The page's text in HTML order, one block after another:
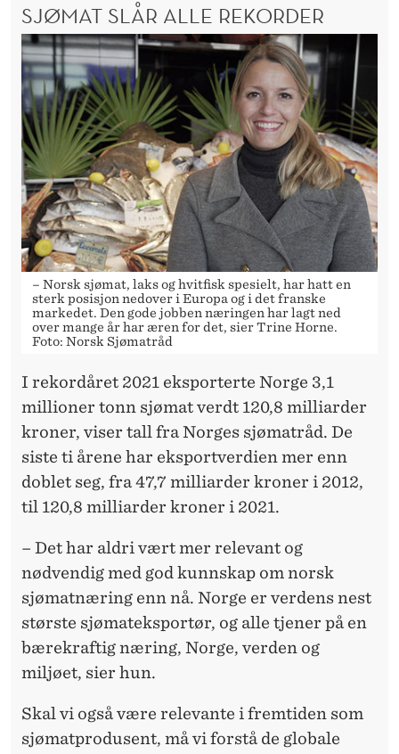
SJØMAT SLÅR ALLE REKORDER
– Norsk sjømat, laks og hvitfisk spesielt, har hatt en
sterk posisjon nedover i Europa og i det franske
markedet. Den gode jobben næringen har lagt ned
over mange år har æren for det, sier Trine Horne.
Foto: Norsk Sjømatråd
I rekordåret 2021 eksporterte Norge 3,1
millioner tonn sjømat verdt 120,8 milliarder
kroner, viser tall fra Norges sjømatråd. De
siste ti årene har eksportverdien mer enn
doblet seg, fra 47,7 milliarder kroner i 2012,
til 120,8 milliarder kroner i 2021.
– Det har aldri vært mer relevant og
nødvendig med god kunnskap om norsk
sjømatnæring enn nå. Norge er verdens nest
største sjømateksportør, og alle tjener på en
bærekraftig næring, Norge, verden og
miljøet, sier hun.
Skal vi også være relevante i fremtiden som
sjømatprodusent, må vi forstå de globale